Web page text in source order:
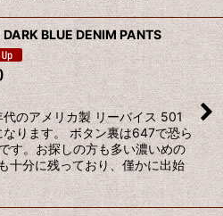
BLUE DENIM PANTS
のアメリカ製 リーバイス 501
ります。 ボタン裏は647で恐ら
す。お探しの方も多い濃いめの
十分に残っており、僅かに出始